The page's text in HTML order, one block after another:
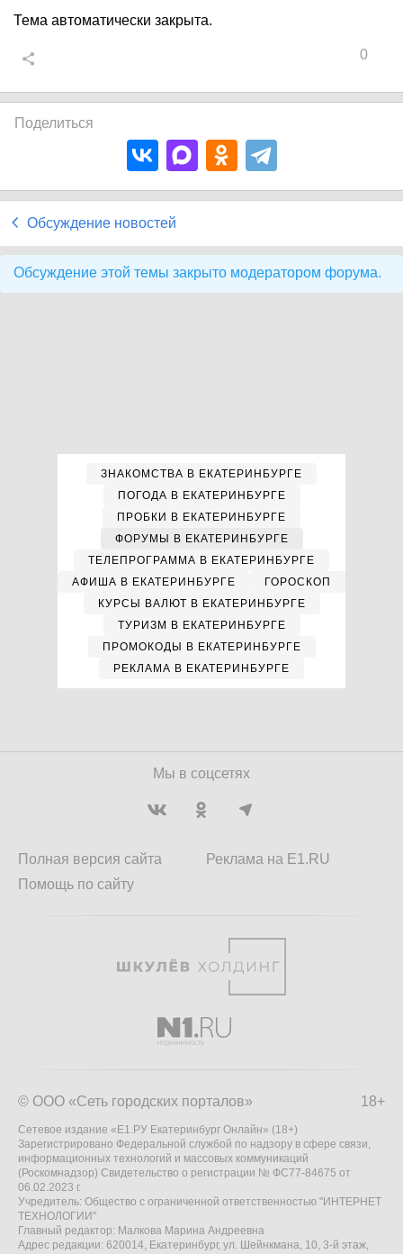
Тема автоматически закрыта.
0
Поделиться
Обсуждение новостей
Обсуждение этой темы закрыто модератором форума.
ЗНАКОМСТВА В ЕКАТЕРИНБУРГЕ
ПОГОДА В ЕКАТЕРИНБУРГЕ
ПРОБКИ В ЕКАТЕРИНБУРГЕ
ФОРУМЫ В ЕКАТЕРИНБУРГЕ
ТЕЛЕПРОГРАММА В ЕКАТЕРИНБУРГЕ
АФИША В ЕКАТЕРИНБУРГЕ
ГОРОСКОП
КУРСЫ ВАЛЮТ В ЕКАТЕРИНБУРГЕ
ТУРИЗМ В ЕКАТЕРИНБУРГЕ
ПРОМОКОДЫ В ЕКАТЕРИНБУРГЕ
РЕКЛАМА В ЕКАТЕРИНБУРГЕ
Мы в соцсетях
Полная версия сайта
Помощь по сайту
Реклама на E1.RU
18+
© ООО «Сеть городских порталов»
Сетевое издание «Е1.РУ Екатеринбург Онлайн» (18+)
Зарегистрировано Федеральной службой по надзору в сфере связи,
информационных технологий и массовых коммуникаций
(Роскомнадзор) Свидетельство о регистрации № ФС77-84675 от
06.02.2023 г.
Учредитель: Общество с ограниченной ответственностью "ИНТЕРНЕТ
ТЕХНОЛОГИИ"
Главный редактор: Малкова Марина Андреевна
Адрес редакции: 620014, Екатеринбург, ул. Шейнкмана, 10, 3-й этаж,